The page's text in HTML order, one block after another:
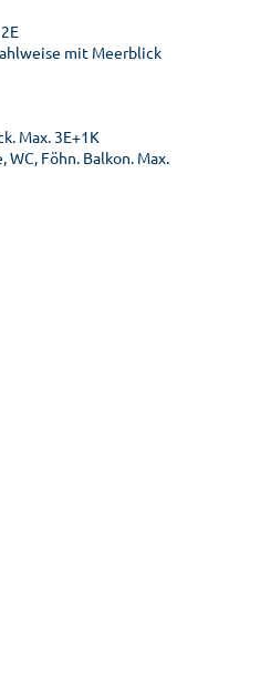
mit Meerblick
Max. 3E+1K
Föhn. Balkon. Max.